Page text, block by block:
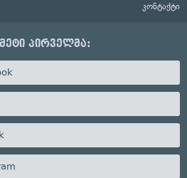
კონტაქტი
პირველმა: